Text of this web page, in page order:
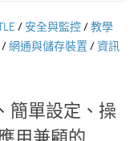
/ 安全與監控/教學
/網通與儲存裝置 /資訊
簡單設定、操